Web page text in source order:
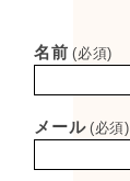
名前 (必須)
メール (必須)